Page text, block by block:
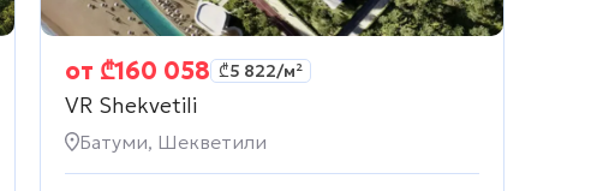
от ₾160 058 ₾5 822/м²
VR Shekvetili
Батуми, Шекветили